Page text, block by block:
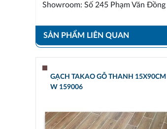
Showroom: Số 245 Phạm Văn
SẢN PHẨM LIÊN QUAN
GẠCH TAKAO GỖ THANH 15X90CM
W 159006